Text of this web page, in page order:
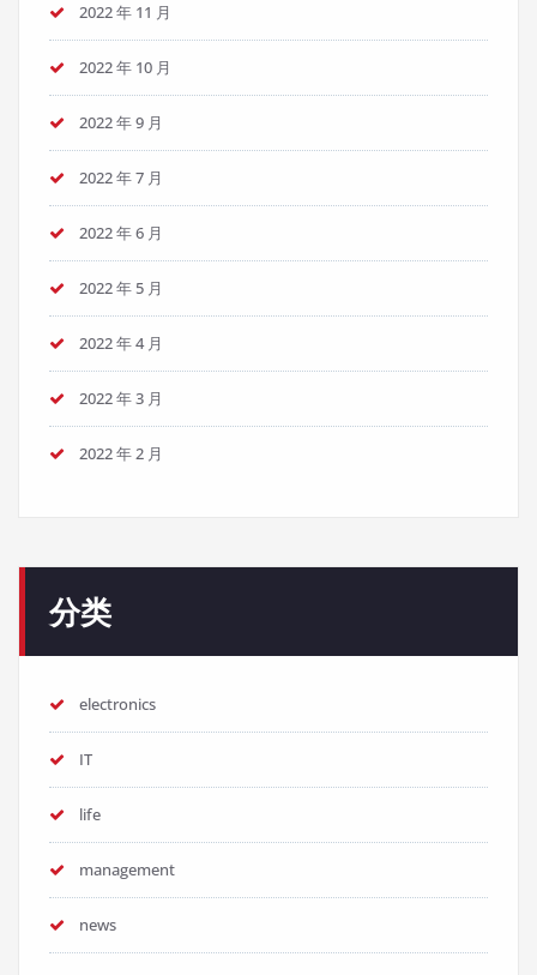
2022 年 11 月
2022 年 10 月
2022 年 9 月
2022 年 7 月
2022 年 6 月
2022 年 5 月
2022 年 4 月
2022 年 3 月
2022 年 2 月
分类
electronics
IT
life
management
news